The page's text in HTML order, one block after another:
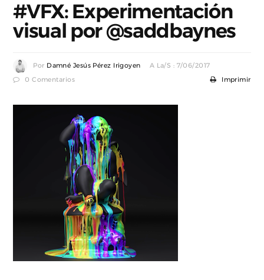
#VFX: Experimentación
visual por @saddbaynes
Por Damné Jesús Pérez Irigoyen A La/s : 7/06/2017
0 Comentarios Imprimir